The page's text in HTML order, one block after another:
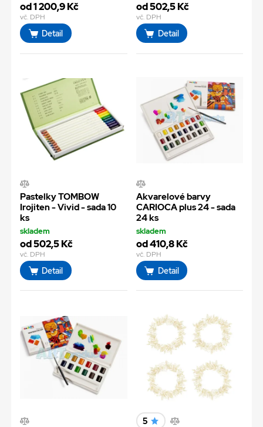
od 1 200,9 Kč
vč. DPH
Detail
od 502,5 Kč
vč. DPH
Detail
Pastelky TOMBOW
Irojiten - Vivid - sada 10
ks
skladem
od 502,5 Kč
vč. DPH
Detail
Akvarelové barvy
CARIOCA plus 24 - sada
24 ks
skladem
od 410,8 Kč
vč. DPH
Detail
5